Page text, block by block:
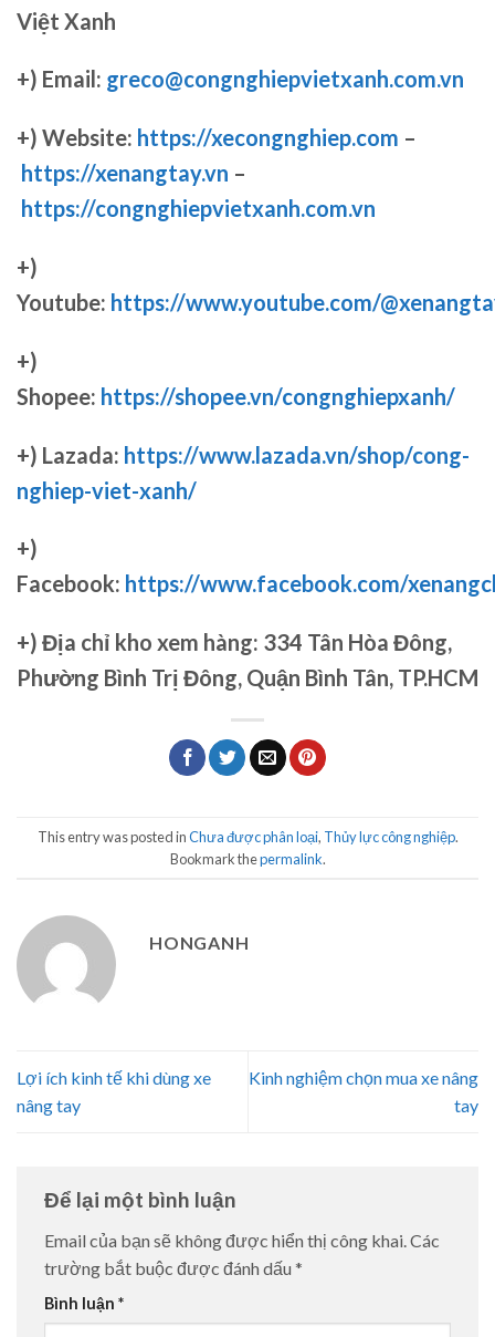
Việt Xanh
+) Email: greco@congnghiepvietxanh.com.vn
+) Website: https://xecongnghiep.com –
https://xenangtay.vn –
https://congnghiepvietxanh.com.vn
+)
Youtube: https://www.youtube.com/
+)
Shopee: https://shopee.vn/congnghiepxanh/
+) Lazada: https://www.lazada.vn/shop/cong-
nghiep-viet-xanh/
+)
Facebook: https://www.facebook.com/
+) Địa chỉ kho xem hàng: 334 Tân Hòa Đông,
Phường Bình Trị Đông, Quận Bình Tân, TP.HCM
This entry was posted inChưa được phân loại, Thủy lực công nghiệp.
Bookmark thepermalink.
HONGANH
Lợi ích kinh tế khi dùng xe
nâng tay
Kinh nghiệm chọn mua xe nâng
tay
Để lại một bình luận
Email của bạn sẽ không được hiển thị công khai.Các
trường bắt buộc được đánh dấu *
Bình luận *